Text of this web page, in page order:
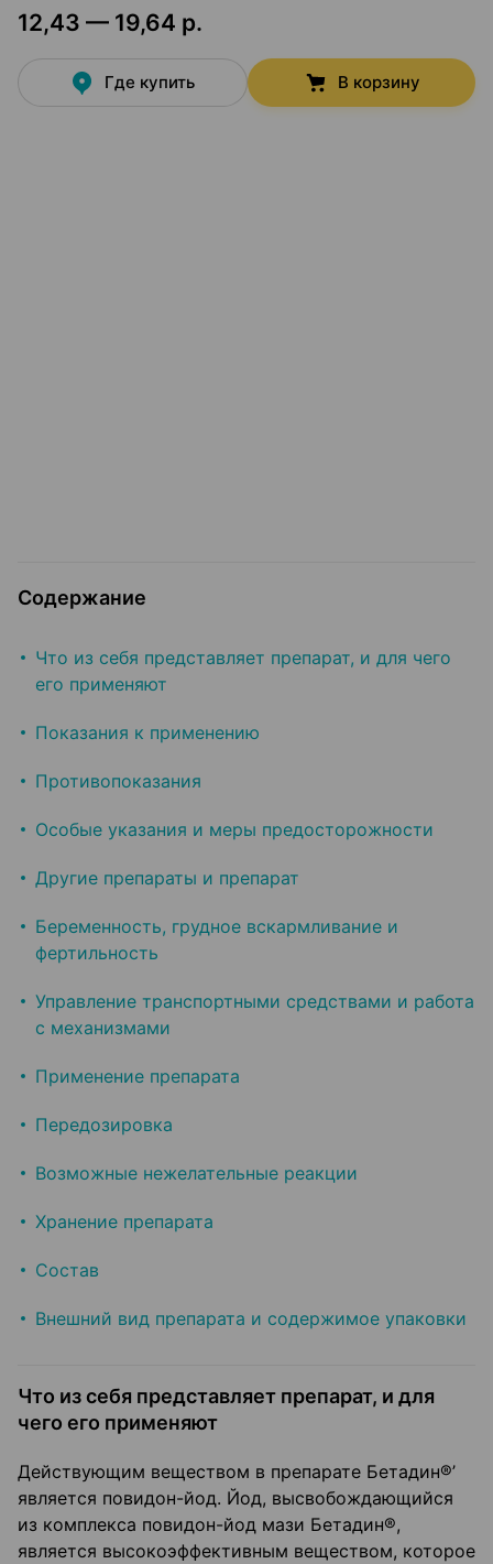
12,43 — 19,64 р.
Где купить В корзину
Содержание
Что из себя представляет препарат, и для чего
его применяют
Показания к применению
Противопоказания
Особые указания и меры предосторожности
Другие препараты и препарат
Беременность, грудное вскармливание и
фертильность
Управление транспортными средствами и работа
с механизмами
Применение препарата
Передозировка
Возможные нежелательные реакции
Хранение препарата
Состав
Внешний вид препарата и содержимое упаковки
Что из себя представляет препарат, и для
чего его применяют
Действующим веществом в препарате Бетадин®’
является повидон-йод. Йод, высвобождающийся
из комплекса повидон-йод мази Бетадин®,
является высокоэффективным веществом, которое